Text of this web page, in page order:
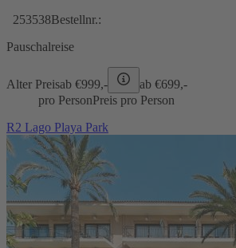
253538Bestellnr.:
Pauschalreise
Alter Preisab €999,- ab €699,-
pro PersonPreis pro Person
R2 Lago Playa Park